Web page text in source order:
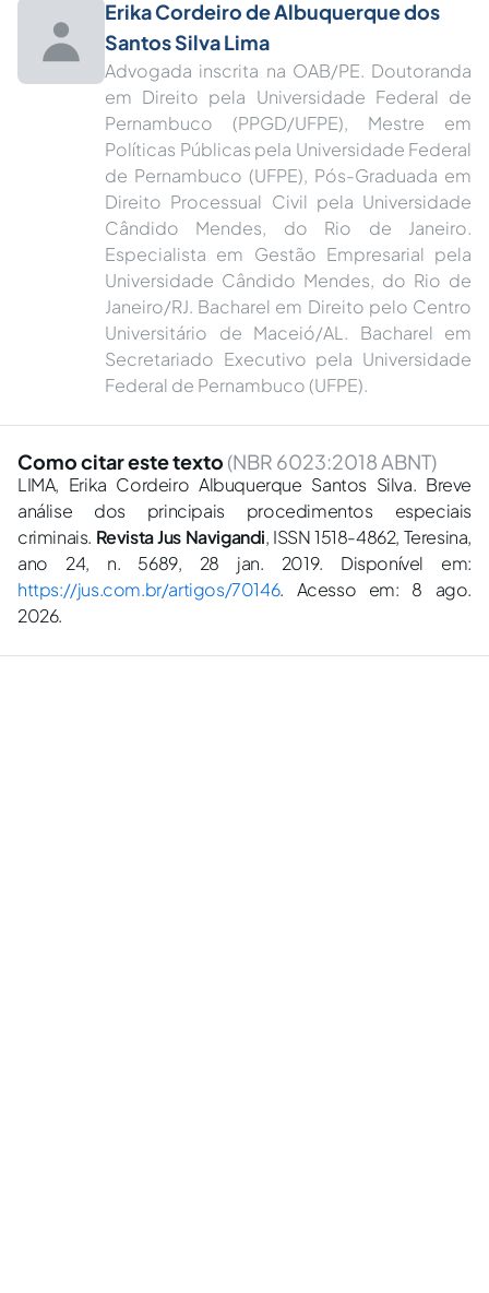
Erika Cordeiro de Albuquerque dos
Santos Silva Lima
Advogada inscrita na OAB/PE. Doutoranda
em Direito pela Universidade Federal de
Pernambuco (PPGD/UFPE), Mestre em
Políticas Públicas pela Universidade Federal
de Pernambuco (UFPE), Pós-Graduada em
Direito Processual Civil pela Universidade
Cândido Mendes, do Rio de Janeiro.
Especialista em Gestão Empresarial pela
Universidade Cândido Mendes, do Rio de
Janeiro/RJ. Bacharel em Direito pelo Centro
Universitário de Maceió/AL. Bacharel em
Secretariado Executivo pela Universidade
Federal de Pernambuco (UFPE).
Como citar este texto (NBR 6023:2018 ABNT)
LIMA, Erika Cordeiro Albuquerque Santos Silva. Breve
análise dos principais procedimentos especiais
criminais. Revista Jus Navigandi, ISSN 1518-4862, Teresina,
ano 24, n. 5689, 28 jan. 2019. Disponível em:
https://jus.com.br/artigos/70146. Acesso em: 8 ago.
2026.